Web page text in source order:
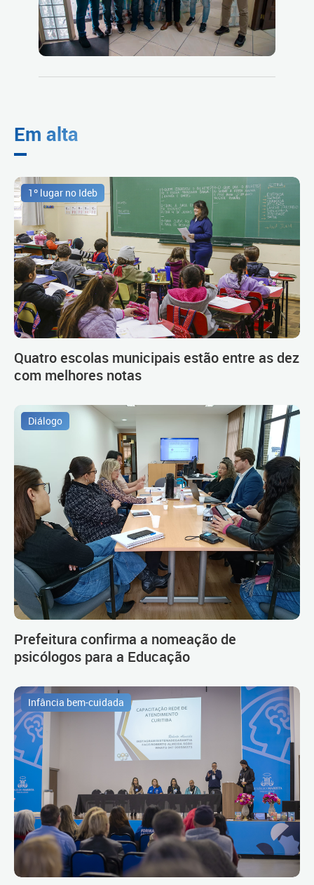
Em alta
1º lugar no Ideb
Quatro escolas municipais estão entre as dez
com melhores notas
Diálogo
Prefeitura confirma a nomeação de
psicólogos para a Educação
Infância bem-cuidada